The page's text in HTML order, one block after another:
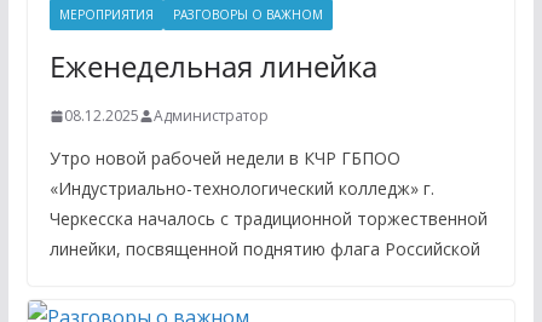
МЕРОПРИЯТИЯ РАЗГОВОРЫ О ВАЖНОМ
Еженедельная линейка
08.12.2025 Администратор
Утро новой рабочей недели в КЧР ГБПОО
«Индустриально-технологический колледж» г.
Черкесска началось с традиционной торжественной
линейки, посвященной поднятию флага Российской